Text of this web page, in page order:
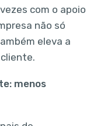
com o apoio
não só
eleva a
menos